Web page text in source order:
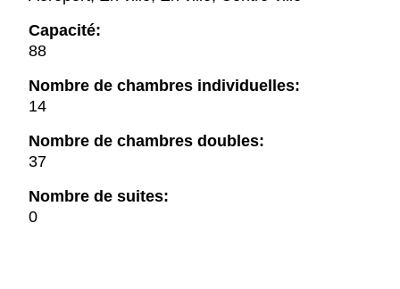
Capacité:
88
Nombre de chambres individuelles:
14
Nombre de chambres doubles:
37
Nombre de suites:
0